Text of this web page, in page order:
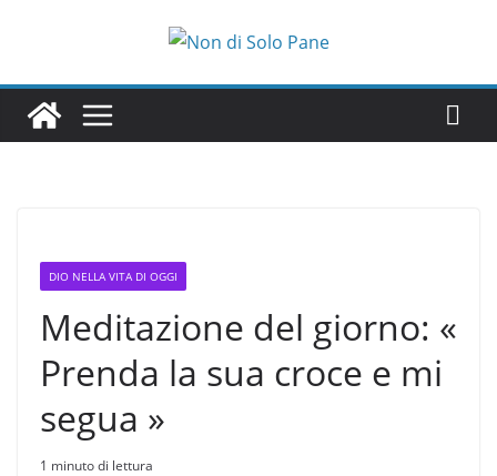
DIO NELLA VITA DI OGGI
Meditazione del giorno: «
Prenda la sua croce e mi
segua »
1 minuto di lettura